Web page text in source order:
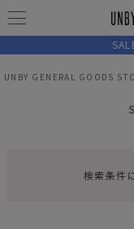
UNBY GENERAL GOODS
検索条件